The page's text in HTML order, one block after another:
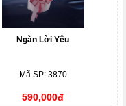
Ngàn Lời Yêu
Mã SP: 3870
590,000đ